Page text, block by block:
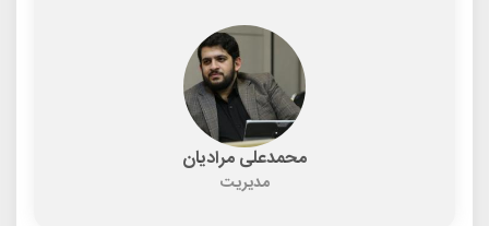
محمدعلی مرادیان
مدیریت